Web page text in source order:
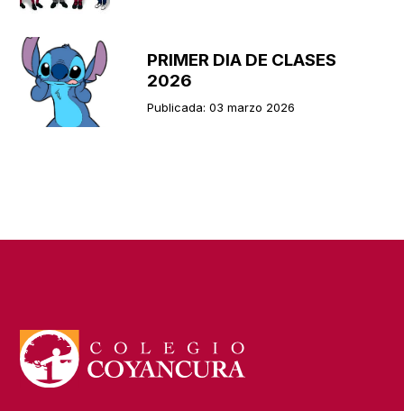
PRIMER DIA DE CLASES
2026
Publicada: 03 marzo 2026